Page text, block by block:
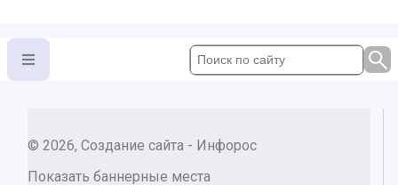
© 2026, Создание сайта - Инфорос
Показать баннерные места